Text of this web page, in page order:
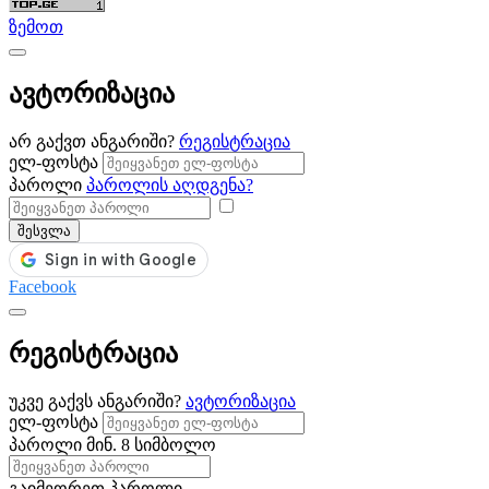
ზემოთ
ავტორიზაცია
არ გაქვთ ანგარიში? რეგისტრაცია
ელ-ფოსტა
პაროლი პაროლის აღდგენა?
შესვლა
Facebook
რეგისტრაცია
უკვე გაქვს ანგარიში? ავტორიზაცია
ელ-ფოსტა
პაროლი მინ. 8 სიმბოლო